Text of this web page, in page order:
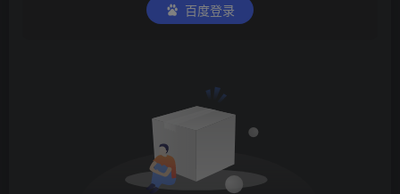
百度登录